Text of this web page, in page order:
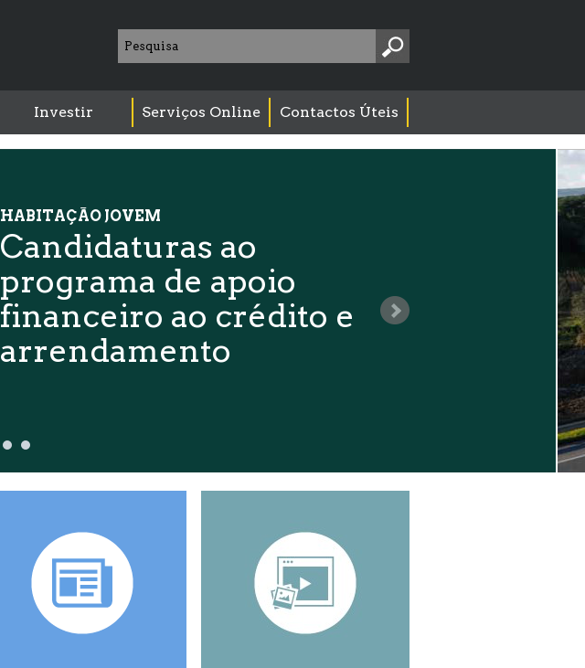
Pesquise
aqui:
Investir Serviços Online Contactos Úteis
HABITAÇÃO JOVEM
Candidaturas ao
programa de apoio
financeiro ao crédito e
arrendamento